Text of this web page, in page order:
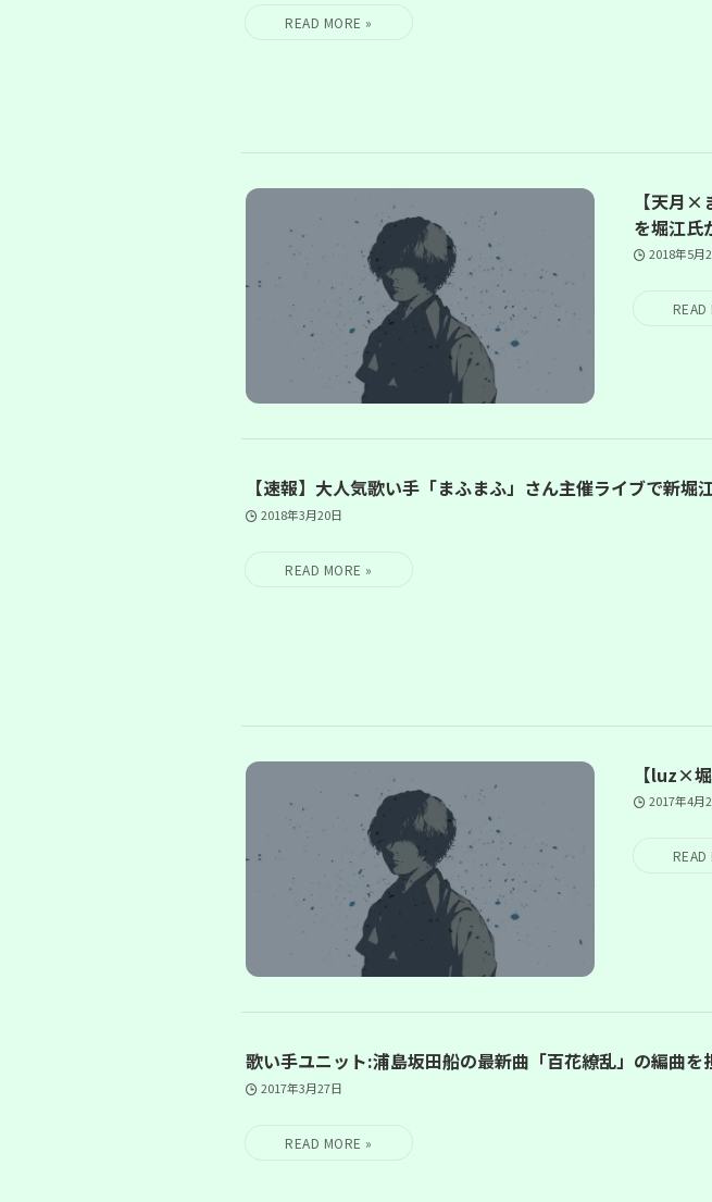
【天月
を堀江氏
2018年5月
【速報】大人気歌い手「まふまふ」さん主催ライブで新堀
2018年3月20日
【luz×
2017年4月
歌い手ユニット:浦島坂田船の最新曲「百花繚乱」の編曲を
2017年3月27日